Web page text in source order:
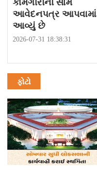
આવેદનપત્ર આપવામાં
આવ્યું છે
2026-07-31 18:38:31
ફોટો